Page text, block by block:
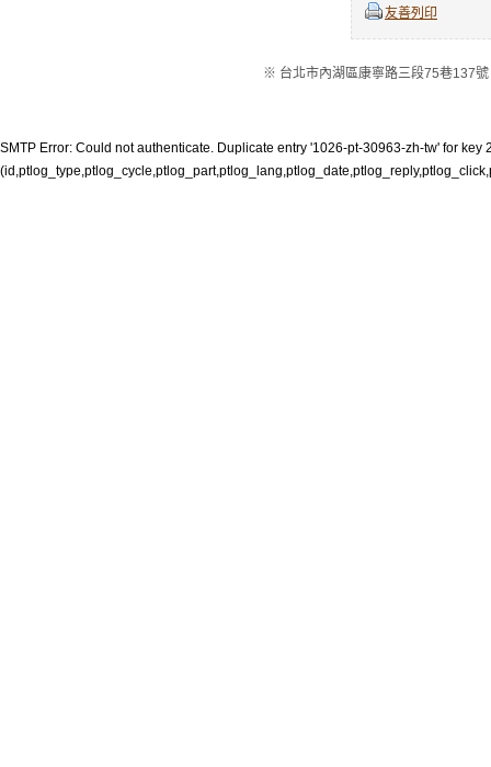
友善列印
※ 台北市內湖區康寧路三段75巷137
SMTP Error: Could not authenticate. Duplicate entry '1026-pt-30963-zh-tw' for key